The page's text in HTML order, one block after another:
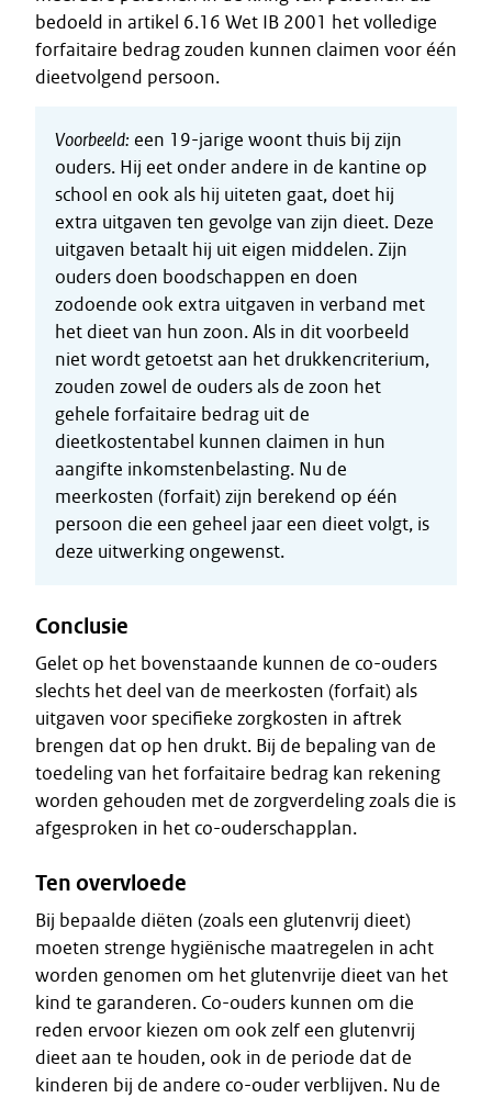
bedoeld in artikel 6.16 Wet IB 2001 het volledige
forfaitaire bedrag zouden kunnen claimen voor één
dieetvolgend persoon.
Voorbeeld: een 19-jarige woont thuis bij zijn
ouders. Hij eet onder andere in de kantine op
school en ook als hij uiteten gaat, doet hij
extra uitgaven ten gevolge van zijn dieet. Deze
uitgaven betaalt hij uit eigen middelen. Zijn
ouders doen boodschappen en doen
zodoende ook extra uitgaven in verband met
het dieet van hun zoon. Als in dit voorbeeld
niet wordt getoetst aan het drukkencriterium,
zouden zowel de ouders als de zoon het
gehele forfaitaire bedrag uit de
dieetkostentabel kunnen claimen in hun
aangifte inkomstenbelasting. Nu de
meerkosten (forfait) zijn berekend op één
persoon die een geheel jaar een dieet volgt, is
deze uitwerking ongewenst.
Conclusie
Gelet op het bovenstaande kunnen de co-ouders
slechts het deel van de meerkosten (forfait) als
uitgaven voor specifieke zorgkosten in aftrek
brengen dat op hen drukt. Bij de bepaling van de
toedeling van het forfaitaire bedrag kan rekening
worden gehouden met de zorgverdeling zoals die is
afgesproken in het co-ouderschapplan.
Ten overvloede
Bij bepaalde diëten (zoals een glutenvrij dieet)
moeten strenge hygiënische maatregelen in acht
worden genomen om het glutenvrije dieet van het
kind te garanderen. Co-ouders kunnen om die
reden ervoor kiezen om ook zelf een glutenvrij
dieet aan te houden, ook in de periode dat de
kinderen bij de andere co-ouder verblijven. Nu de